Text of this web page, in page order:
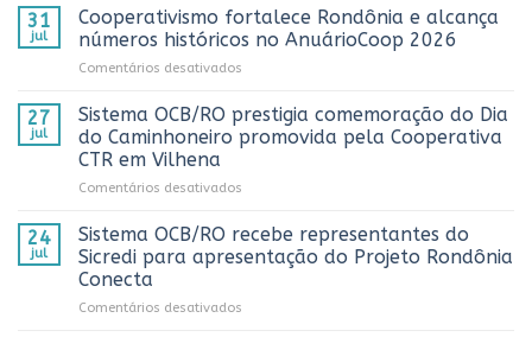
OCB/RO
3º
Rondônia
e
reconhece
de
comunicação
cooperativista
31
jul
Cooperativismo fortalece Rondônia e alcança
números históricos no AnuárioCoop 2026
Comentários desativados
fortalece
Rondônia
e
no
AnuárioCoop
2026
27
jul
Sistema OCB/RO prestigia comemoração do Dia
do Caminhoneiro promovida pela Cooperativa
CTR em Vilhena
Comentários desativados
OCB/RO
prestigia
comemoração
24
jul
Sistema OCB/RO recebe representantes do
Sicredi para apresentação do Projeto Rondônia
Conecta
Comentários desativados